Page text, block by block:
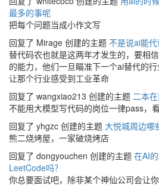
最多的事呢
把每个问题当成小作文写
回复了 Mirage 创建的主题 不是说ai能代
替代码农也就是这两年才发生的，要相
的能力，他们一旦瞄准下一个ai替代的
让那个行业感受到工业革命
回复了 wangxiao213 创建的主题 二本
不能用大模型写代码的岗位一律pass，
回复了 yhgzc 创建的主题 大悦城周边哪
熊二烧烤屋，一家破烧烤店
回复了 dongyouchen 创建的主题 在AI
LeetCode吗？
你总要面试吧，除非某个神仙公司会让